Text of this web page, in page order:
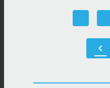
chevron_left